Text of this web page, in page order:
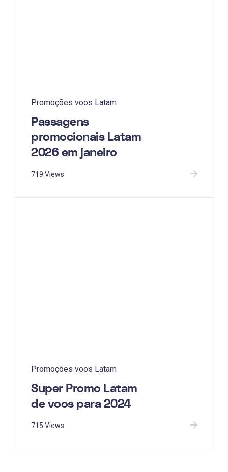
Promoções voos Latam
Passagens
promocionais Latam
2026 em janeiro
719 Views
Promoções voos Latam
Super Promo Latam
de voos para 2024
715 Views